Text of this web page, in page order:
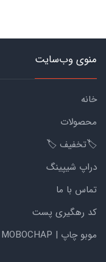
منوی وب‌سایت
خانه
محصولات
🏷️تخفیف 🏷️
دراپ شیپینگ
تماس با ما
کد رهگیری پست
موبو چاپ | MOBOCHAP